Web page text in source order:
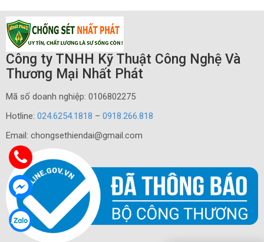
Công ty TNHH Kỹ Thuật Công Nghệ Và
Thương Mại Nhất Phát
Mã số doanh nghiệp: 0106802275
Hotline: 024.6254.1818 – 0918.266.818
Email: chongsethiendai@gmail.com